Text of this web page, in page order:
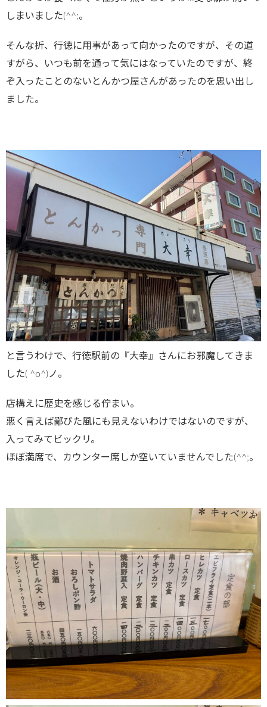
しまいました(^^;。
そんな折、行徳に用事があって向かったのですが、その道
すがら、いつも前を通って気にはなっていたのですが、終
ぞ入ったことのないとんかつ屋さんがあったのを思い出し
ました。
と言うわけで、行徳駅前の『大幸』さんにお邪魔してきま
した( ^o^)ノ。
店構えに歴史を感じる佇まい。
悪く言えば鄙びた風にも見えないわけではないのですが、
入ってみてビックリ。
ほぼ満席で、カウンター席しか空いていませんでした(^^;。